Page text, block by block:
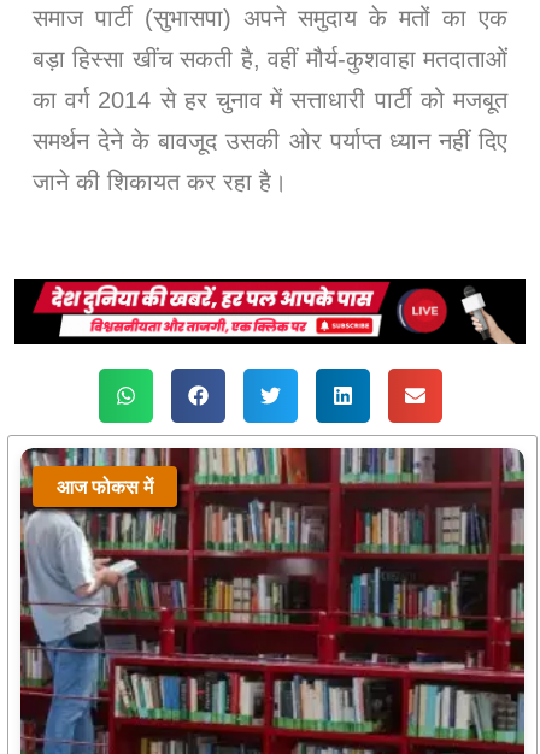
समाज पार्टी (सुभासपा) अपने समुदाय के मतों का एक
बड़ा हिस्सा खींच सकती है, वहीं मौर्य-कुशवाहा मतदाताओं
का वर्ग 2014 से हर चुनाव में सत्ताधारी पार्टी को मजबूत
समर्थन देने के बावजूद उसकी ओर पर्याप्त ध्यान नहीं दिए
जाने की शिकायत कर रहा है।
आज फोकस में